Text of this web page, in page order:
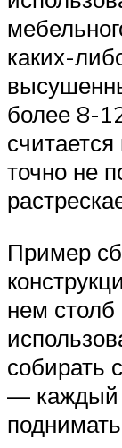
каких-
более 8-
точно не
Пример
нем
собирать
— каждый